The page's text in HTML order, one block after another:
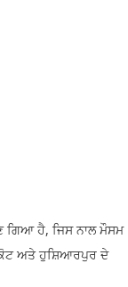
ਹੈ, ਜਿਸ ਨਾਲ ਮੌਸਮ
ਅਤੇ ਹੁਸ਼ਿਆਰਪੁਰ ਦੇ